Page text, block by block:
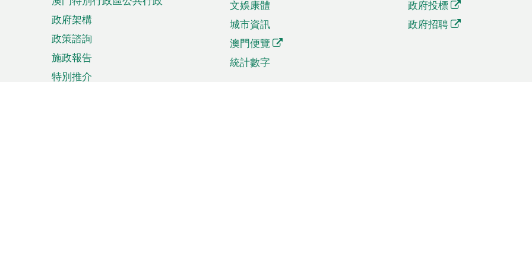
政府架構
政策諮詢
施政報告
特別推介
文娛康體
城市資訊
澳門便覽
統計數字
政府投標
政府招聘